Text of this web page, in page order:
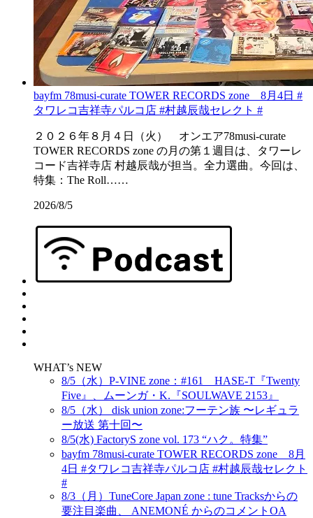
bayfm 78musi-curate TOWER RECORDS zone 8月4日 #
タワレコ吉祥寺パルコ店 #村越辰哉セレクト #
２０２６年８月４日（火） オンエア78musi-curate
TOWER RECORDS zone の月の第１週目は、タワーレ
コード吉祥寺店 村越辰哉が担当。全力選曲。今回は、
特集：The Roll……
2026/8/5
WHAT’s NEW
8/5（水）P-VINE zone：#161 HASE-T『Twenty
Five』、ムーンガ・K.『SOULWAVE 2153』
8/5（水） disk union zone:フーテン族 〜レギュラ
ー放送 第十回〜
8/5(水) FactoryS zone vol. 173 “ハク。特集”
bayfm 78musi-curate TOWER RECORDS zone 8月
4日 #タワレコ吉祥寺パルコ店 #村越辰哉セレクト
#
8/3（月）TuneCore Japan zone : tune Tracksからの
要注目楽曲、 ANEMONÉ からのコメントOA